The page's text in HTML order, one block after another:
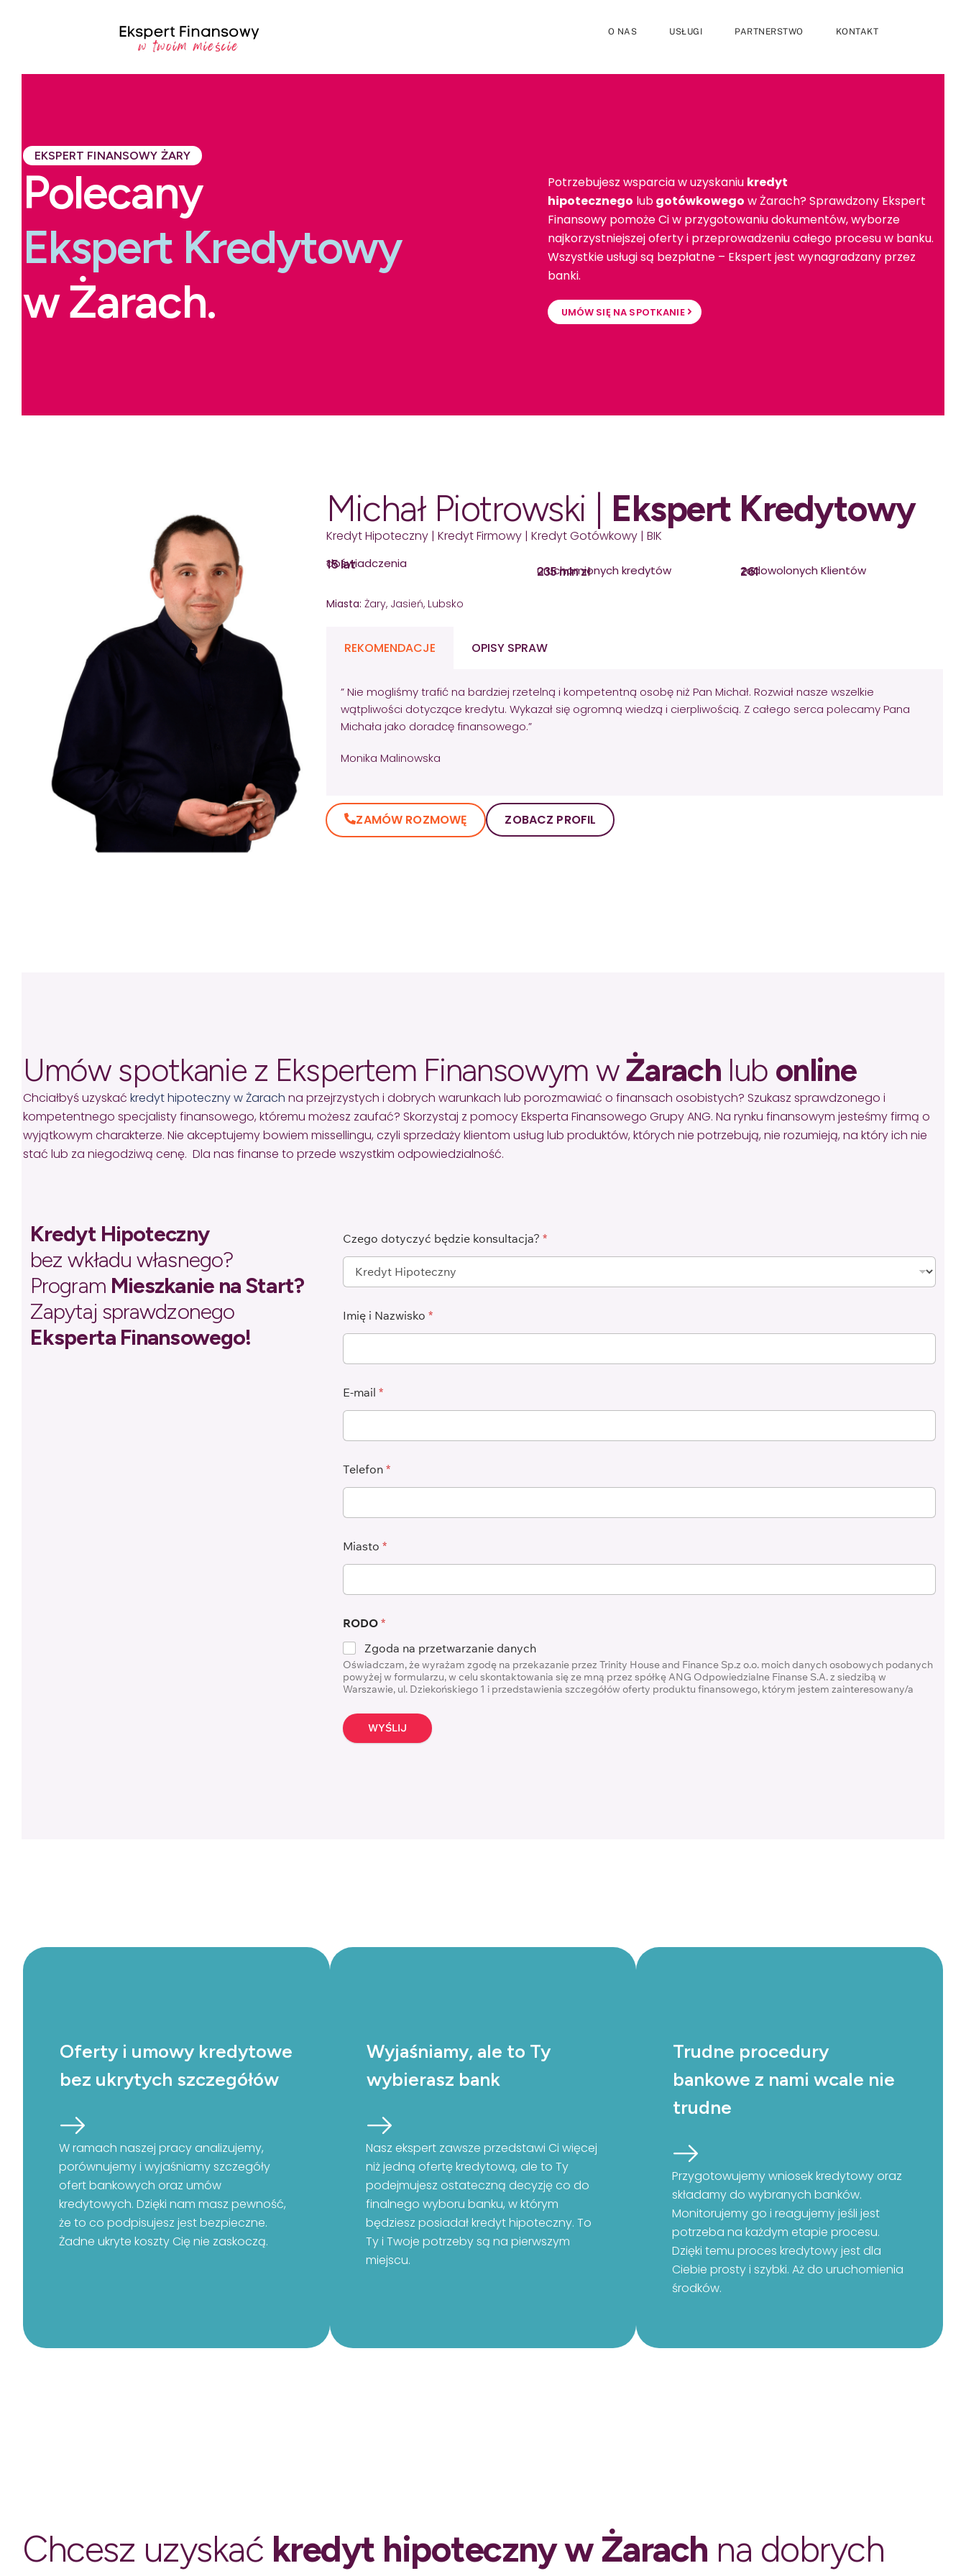
O NAS USŁUGI PARTNERSTWO KONTAKT
EKSPERT FINANSOWY ŻARY
Polecany
Ekspert Kredytowy
w Żarach.
Potrzebujesz wsparcia w uzyskaniu kredyt
hipotecznego lubgotówkowego w Żarach? Sprawdzony Ekspert
Finansowy pomoże Ci w przygotowaniu dokumentów, wyborze
najkorzystniejszej oferty i przeprowadzeniu całego procesu w banku.
Wszystkie usługi są bezpłatne – Ekspert jest wynagradzany przez
banki.
UMÓW SIĘ NA SPOTKANIE
Michał Piotrowski | Ekspert Kredytowy
Kredyt Hipoteczny | Kredyt Firmowy | Kredyt Gotówkowy | BIK
15 lat
doświadczenia
235 mln zł
uruchomionych kredytów 261
zadowolonych Klientów
Miasta: Żary, Jasień, Lubsko
REKOMENDACJE OPISY SPRAW
” Nie mogliśmy trafić na bardziej rzetelną i kompetentną osobę niż Pan Michał. Rozwiał nasze wszelkie
wątpliwości dotyczące kredytu. Wykazał się ogromną wiedzą i cierpliwością. Z całego serca polecamy Pana
Michała jako doradcę finansowego.”
Monika Malinowska
ZAMÓW ROZMOWĘ ZOBACZ PROFIL
Umów spotkanie z Ekspertem Finansowym wŻarach lub online
Chciałbyś uzyskać kredyt hipoteczny w Żarach na przejrzystych i dobrych warunkach lub porozmawiać o finansach osobistych? Szukasz sprawdzonego i
kompetentnego specjalisty finansowego, któremu możesz zaufać? Skorzystaj z pomocy Eksperta Finansowego Grupy ANG. Na rynku finansowym jesteśmy firmą o
wyjątkowym charakterze. Nie akceptujemy bowiem missellingu, czyli sprzedaży klientom usług lub produktów, których nie potrzebują, nie rozumieją, na który ich nie
stać lub za niegodziwą cenę. Dla nas finanse to przede wszystkim odpowiedzialność.
Kredyt Hipoteczny
bez wkładu własnego?
Program Mieszkanie na Start?
Zapytaj sprawdzonego
Eksperta Finansowego!
Czego dotyczyć będzie konsultacja? *
Imię i Nazwisko *
E-mail *
Telefon *
Miasto *
RODO *
Zgoda na przetwarzanie danych
Oświadczam, że wyrażam zgodę na przekazanie przez Trinity House and Finance Sp.z o.o. moich danych osobowych podanych
powyżej w formularzu, w celu skontaktowania się ze mną przez spółkę ANG Odpowiedzialne Finanse S.A. z siedzibą w
Warszawie, ul. Dziekońskiego 1 i przedstawienia szczegółów oferty produktu finansowego, którym jestem zainteresowany/a
WYŚLIJ
Oferty i umowy kredytowe
bez ukrytych szczegółów
W ramach naszej pracy analizujemy,
porównujemy i wyjaśniamy szczegóły
ofert bankowych oraz umów
kredytowych. Dzięki nam masz pewność,
że to co podpisujesz jest bezpieczne.
Żadne ukryte koszty Cię nie zaskoczą.
Wyjaśniamy, ale to Ty
wybierasz bank
Nasz ekspert zawsze przedstawi Ci więcej
niż jedną ofertę kredytową, ale to Ty
podejmujesz ostateczną decyzję co do
finalnego wyboru banku, w którym
będziesz posiadał kredyt hipoteczny. To
Ty i Twoje potrzeby są na pierwszym
miejscu.
Trudne procedury
bankowe z nami wcale nie
trudne
Przygotowujemy wniosek kredytowy oraz
składamy do wybranych banków.
Monitorujemy go i reagujemy jeśli jest
potrzeba na każdym etapie procesu.
Dzięki temu proces kredytowy jest dla
Ciebie prosty i szybki. Aż do uruchomienia
środków.
Chcesz uzyskać kredyt hipoteczny w Żarach na dobrych